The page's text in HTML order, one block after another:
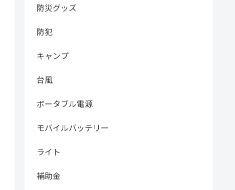
防災グッズ
防犯
キャンプ
台風
ボータブル電源
モバイルバッテリー
ライト
補助金